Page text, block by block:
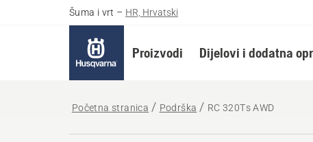
Šuma i vrt – HR, Hrvatski
Proizvodi Dijelovi i dodatna
Početna stranica Podrška RC 320Ts AWD